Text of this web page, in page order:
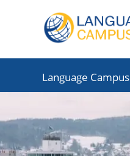
Language Campus